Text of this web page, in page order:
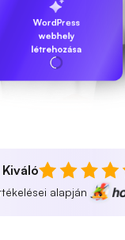
WordPress
webhely
létrehozása
Kiváló
alapján